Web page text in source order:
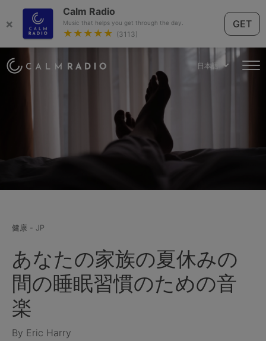
×
Calm Radio
Music that helps you get through the day.
★★★★★ (3113)
GET
日本語
健康 - JP
あなたの家族の夏休みの
間の睡眠習慣のための音
楽
By Eric Harry